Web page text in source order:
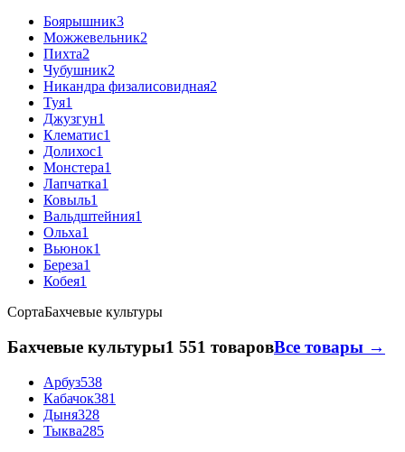
Боярышник3
Можжевельник2
Пихта2
Чубушник2
Никандра физалисовидная2
Туя1
Джузгун1
Клематис1
Долихос1
Монстера1
Лапчатка1
Ковыль1
Вальдштейния1
Ольха1
Вьюнок1
Береза1
Кобея1
СортаБахчевые культуры
Бахчевые культуры1 551 товаровВсе товары →
Арбуз538
Кабачок381
Дыня328
Тыква285